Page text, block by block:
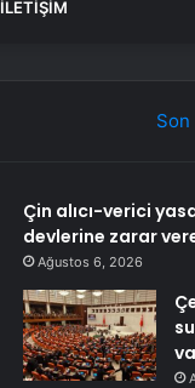
İLETIŞIM
Son
Çin alıcı-verici
devlerine zarar
Ağustos 6, 2026